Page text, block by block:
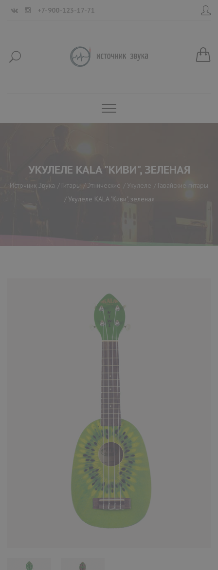
+7-900-123-17-71
УКУЛЕЛЕ KALA "КИВИ", ЗЕЛЕНАЯ
Источник Звука Гитары Этнические Укулеле
Гавайские гитары
Укулеле KALA "Киви", зеленая